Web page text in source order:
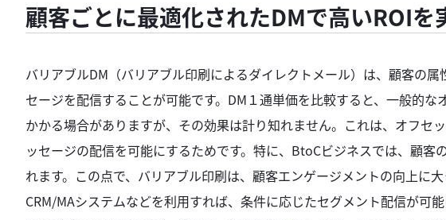
顧客ごとに最適化されたDMで高いROIを
バリアブルDM（バリアブル印刷によるダイレクトメール）は、顧客の
セージを配信することが可能です。DM１通単価を比較すると、一般的
かかる場合がありますが、その効果は計り知れません。これは、オフセ
ッセージの配信を可能にするためです。特に、BtoCビジネスでは、顧
れます。この点で、バリアブル印刷は、顧客エンゲージメントの向上に大
CRM/MAシステムなどを利用すれば、条件に応じたセグメント配信が可